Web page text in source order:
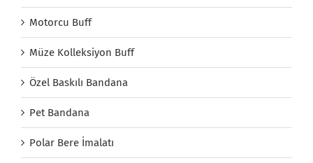
Motorcu Buff
Müze Kolleksiyon Buff
Özel Baskılı Bandana
Pet Bandana
Polar Bere İmalatı